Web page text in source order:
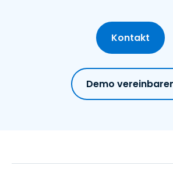
Kontakt
Demo